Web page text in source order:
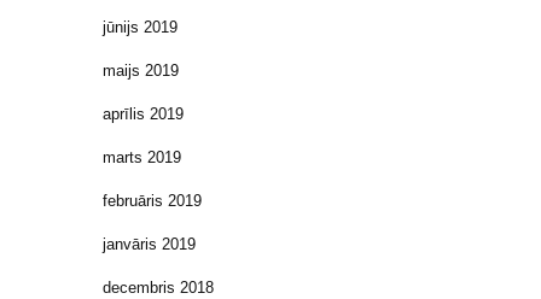
jūnijs 2019
maijs 2019
aprīlis 2019
marts 2019
februāris 2019
janvāris 2019
decembris 2018